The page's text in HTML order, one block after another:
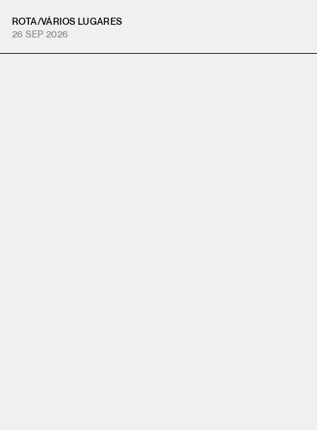
ROTA/VÁRIOS LUGARES
26 SEP 2026